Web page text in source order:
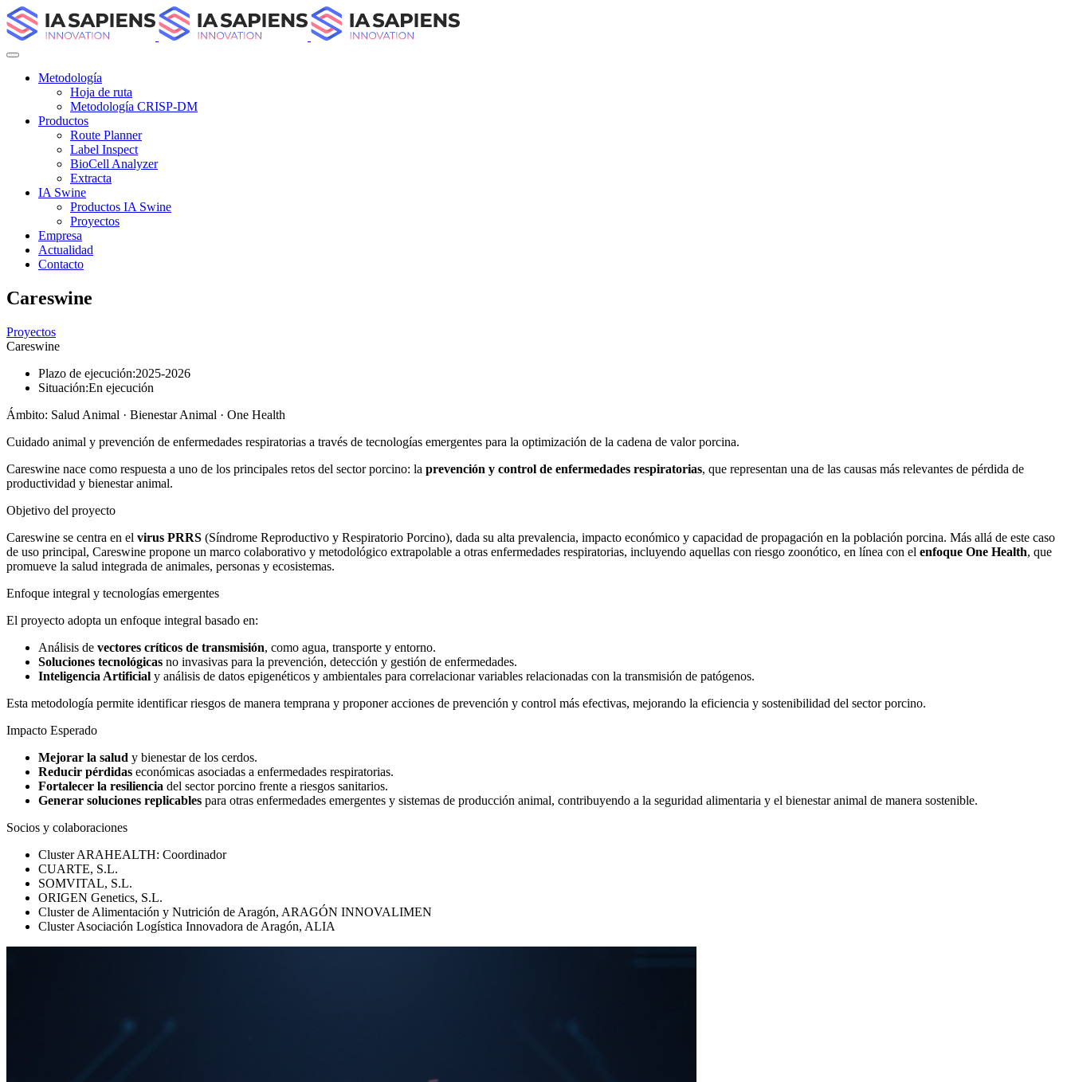
Metodología
Hoja de ruta
Metodología CRISP-DM
Productos
Route Planner
Label Inspect
BioCell Analyzer
Extracta
IA Swine
Productos IA Swine
Proyectos
Empresa
Actualidad
Contacto
Careswine
Proyectos
Careswine
Plazo de ejecución:2025-2026
Situación:En ejecución
Ámbito: Salud Animal · Bienestar Animal · One Health
Cuidado animal y prevención de enfermedades respiratorias a través de tecnologías emergentes para la optimización de la cadena de valor porcina.
Careswine nace como respuesta a uno de los principales retos del sector porcino: la prevención y control de enfermedades respiratorias, que representan una de las causas más relevantes de pérdida de
productividad y bienestar animal.
Objetivo del proyecto
Careswine se centra en el virus PRRS (Síndrome Reproductivo y Respiratorio Porcino), dada su alta prevalencia, impacto económico y capacidad de propagación en la población porcina. Más allá de este caso
de uso principal, Careswine propone un marco colaborativo y metodológico extrapolable a otras enfermedades respiratorias, incluyendo aquellas con riesgo zoonótico, en línea con el enfoque One Health, que
promueve la salud integrada de animales, personas y ecosistemas.
Enfoque integral y tecnologías emergentes
El proyecto adopta un enfoque integral basado en:
Análisis de vectores críticos de transmisión, como agua, transporte y entorno.
Soluciones tecnológicas no invasivas para la prevención, detección y gestión de enfermedades.
Inteligencia Artificial y análisis de datos epigenéticos y ambientales para correlacionar variables relacionadas con la transmisión de patógenos.
Esta metodología permite identificar riesgos de manera temprana y proponer acciones de prevención y control más efectivas, mejorando la eficiencia y sostenibilidad del sector porcino.
Impacto Esperado
Mejorar la salud y bienestar de los cerdos.
Reducir pérdidas económicas asociadas a enfermedades respiratorias.
Fortalecer la resiliencia del sector porcino frente a riesgos sanitarios.
Generar soluciones replicables para otras enfermedades emergentes y sistemas de producción animal, contribuyendo a la seguridad alimentaria y el bienestar animal de manera sostenible.
Socios y colaboraciones
Cluster ARAHEALTH: Coordinador
CUARTE, S.L.
SOMVITAL, S.L.
ORIGEN Genetics, S.L.
Cluster de Alimentación y Nutrición de Aragón, ARAGÓN INNOVALIMEN
Cluster Asociación Logística Innovadora de Aragón, ALIA